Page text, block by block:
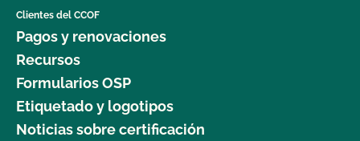
Clientes del CCOF
Pagos y renovaciones
Recursos
Formularios OSP
Etiquetado y logotipos
Noticias sobre certificación